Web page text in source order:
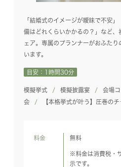
「結婚式のイメージが曖昧で不安
備はどれくらいかかるの？」など、
ェア。専属のプランナーがおふた
います。
目安：1時間30分
模擬挙式 模擬披露宴 会場
会
【本格挙式が叶う】圧巻の
料金 無料
※料金は消費税・
示です。